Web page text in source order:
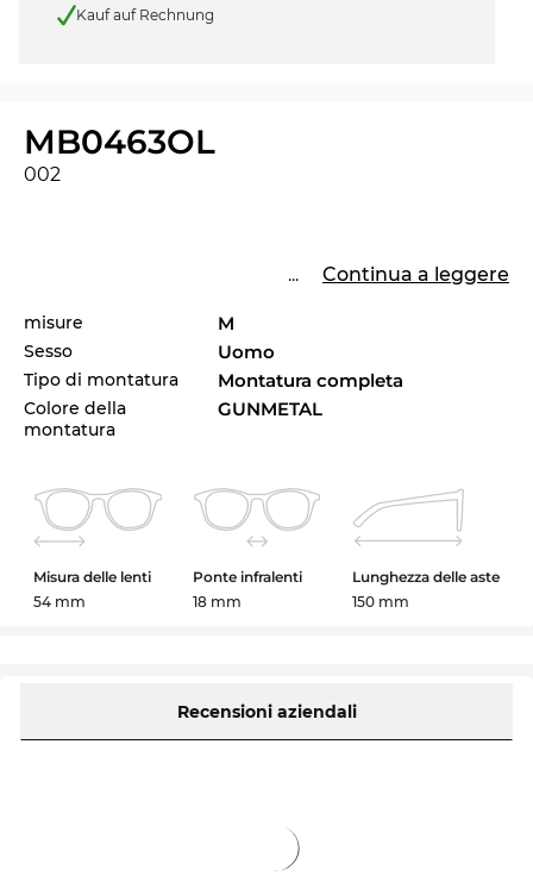
Kauf auf Rechnung
MB0463OL
002
... Continua a leggere
misure M
Sesso Uomo
Tipo di montatura Montatura completa
Colore della
montatura
GUNMETAL
Misura delle lenti
54 mm
Ponte infralenti
18 mm
Lunghezza delle aste
150 mm
Recensioni aziendali